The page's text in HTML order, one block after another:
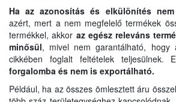
Ha az azonosítás és elkülönítés
azért, mert a nem megfelelő termékek
termékkel, akkor az egész releváns
minősül, mivel nem garantálható, hogy
cikkében foglalt feltételek teljesülnek.
forgalomba és nem is exportálható.
Például, ha az összes ömlesztett áru